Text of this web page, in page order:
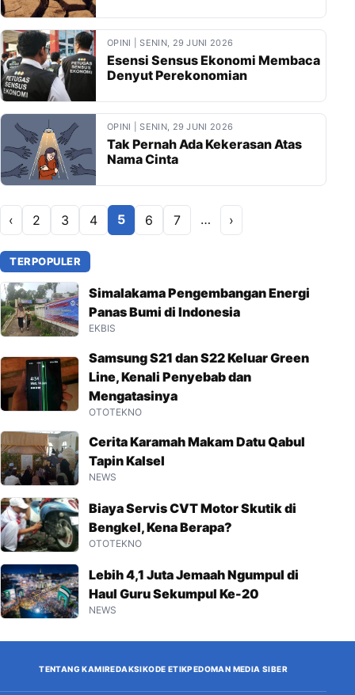
OPINI | SENIN, 29 JUNI 2026
Esensi Sensus Ekonomi Membaca
Denyut Perekonomian
OPINI | SENIN, 29 JUNI 2026
Tak Pernah Ada Kekerasan Atas
Nama Cinta
‹ 2 3 4 5 6 7 … ›
TERPOPULER
Simalakama Pengembangan Energi
Panas Bumi di Indonesia
EKBIS
Samsung S21 dan S22 Keluar Green
Line, Kenali Penyebab dan
Mengatasinya
OTOTEKNO
Cerita Karamah Makam Datu Qabul
Tapin Kalsel
NEWS
Biaya Servis CVT Motor Skutik di
Bengkel, Kena Berapa?
OTOTEKNO
Lebih 4,1 Juta Jemaah Ngumpul di
Haul Guru Sekumpul Ke-20
NEWS
TENTANG KAMIREDAKSIKODE ETIKPEDOMAN MEDIA SIBER